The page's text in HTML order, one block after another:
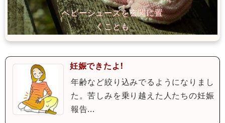
妊娠できたよ!
年齢など絞り込みでるようになりまし
た。苦しみを乗り越えた人たちの妊娠
報告...